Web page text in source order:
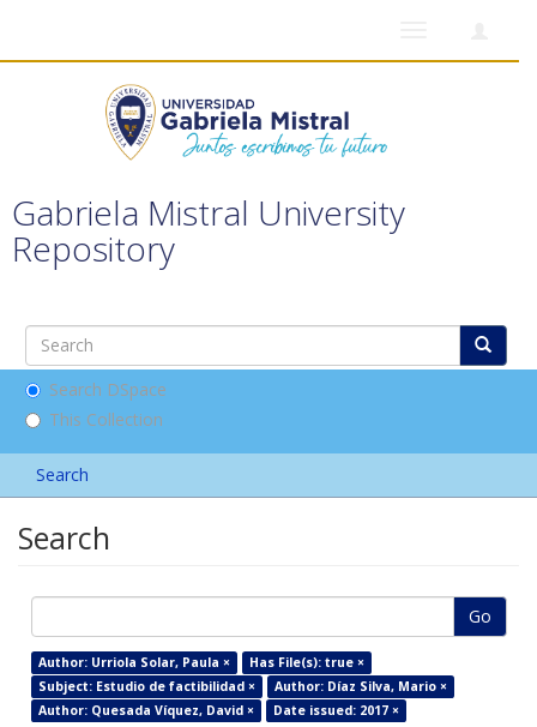
Gabriela Mistral University
Repository
Search DSpace
This Collection
Search
Search
Go
Author: Urriola Solar, Paula ×
Has File(s): true ×
Subject: Estudio de factibilidad ×
Author: Díaz Silva, Mario ×
Author: Quesada Víquez, David ×
Date issued: 2017 ×